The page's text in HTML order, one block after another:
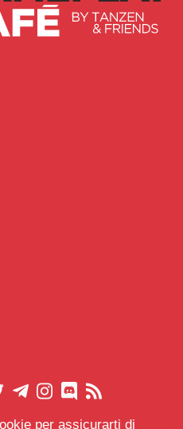
per assicurarti di